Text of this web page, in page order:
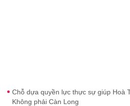
Chỗ dựa quyền lực thực sự giúp Hoà
Không phải Càn Long